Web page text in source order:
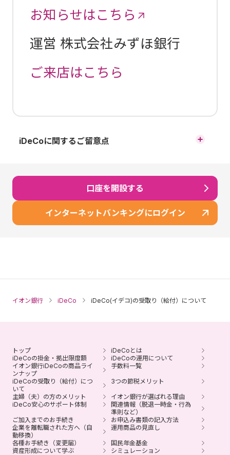
お知らせはこちら
運営 株式会社みずほ銀行
ご来店はこちら
iDeCoに関するご留意点
っては、損失が生じる可能性があります。
加入から受取りが終了するまでの間、所定の手数料がかか
能です。
積立られた商品の売買には、所定の日数がかかります（通
常3～8営業日かかります）。
退職などにともない企業型確定拠出年金の加入資格を喪失
した方は、6カ月以内にお手続きください。
イオン銀行iDeCoは、みずほ銀行の委託によりイオン銀行
が取扱う、個人型確定拠出年金プランです。
口座を開設する
インターネットバンキングにログイン
イオン銀行 iDeCo iDeCo(イデコ)の受取り（給付）について
トップ
iDeCoとは
iDeCoの掛金・拠出限度額
iDeCoの運用について
イオン銀行iDeCoの商品ライ
ンナップ
手数料一覧
iDeCoの受取り（給付）につ
いて
3つの節税メリット
主婦（夫）の方のメリット
イオン銀行が選ばれる理由
iDeCo安心のサポート体制
関連情報（脱退一時金・行為
準則など）
ご加入までのお手続き
お申込み書類の記入方法
企業を離転職された方へ（自
動移換）
運用商品の見直し
各種お手続き（変更届）
国民年金基金
資産形成について学ぶ
シミュレーション